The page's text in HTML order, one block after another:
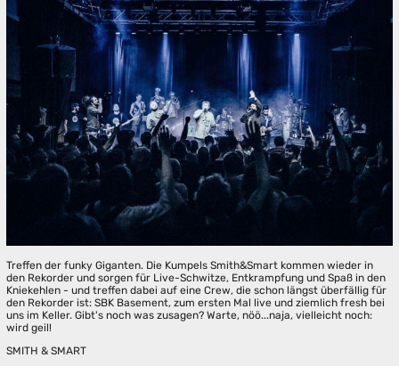
Treffen der funky Giganten. Die Kumpels Smith&Smart kommen wieder in
den Rekorder und sorgen für Live-Schwitze, Entkrampfung und Spaß in den
Kniekehlen - und treffen dabei auf eine Crew, die schon längst überfällig für
den Rekorder ist: SBK Basement, zum ersten Mal live und ziemlich fresh bei
uns im Keller. Gibt's noch was zusagen? Warte, nöö...naja, vielleicht noch:
wird geil!
SMITH & SMART